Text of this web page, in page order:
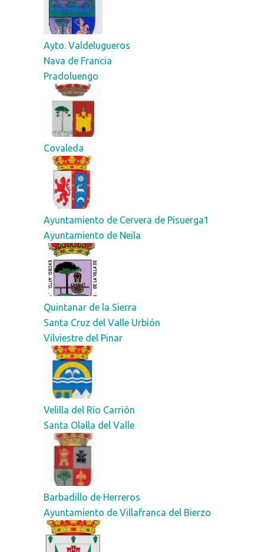
Ayto. Valdelugueros
Nava de Francia
Pradoluengo
Covaleda
Ayuntamiento de Cervera de Pisuerga1
Ayuntamiento de Neila
Quintanar de la Sierra
Santa Cruz del Valle Urbión
Vilviestre del Pinar
Velilla del Río Carrión
Santa Olalla del Valle
Barbadillo de Herreros
Ayuntamiento de Villafranca del Bierzo